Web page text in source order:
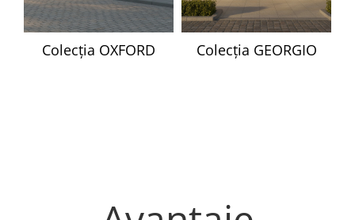
Colecția OXFORD Colecția GEORGIO